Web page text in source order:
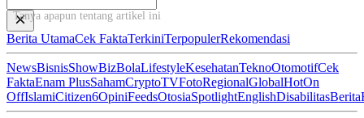
Tanya apapun tentang artikel ini...
Berita UtamaCek FaktaTerkiniTerpopulerRekomendasi
NewsBisnisShowBizBolaLifestyleKesehatanTeknoOtomotifCek
FaktaEnam PlusSahamCryptoTVFotoRegionalGlobalHotOn
OffIslamiCitizen6OpiniFeedsOtosiaSpotlightEnglishDisabilitasBerita